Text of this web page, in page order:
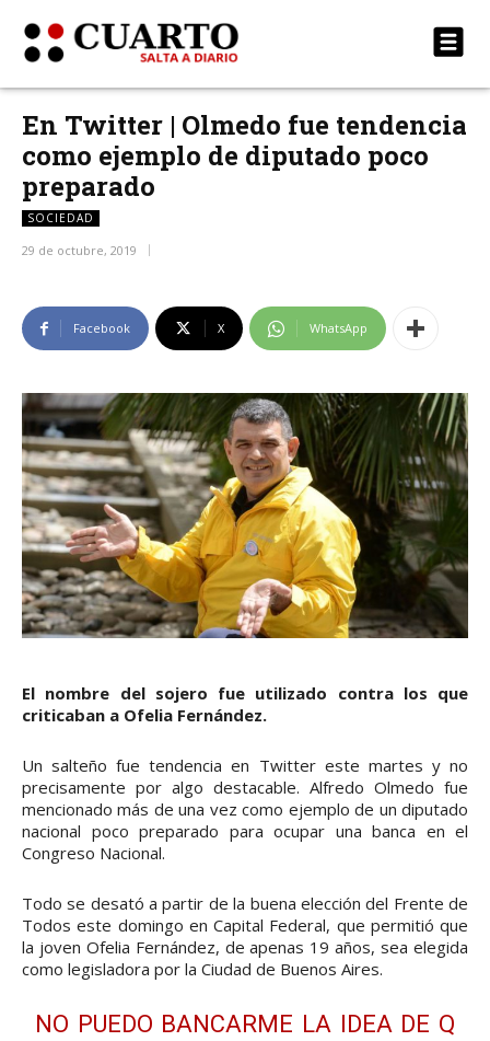
En Twitter | Olmedo fue tendencia
como ejemplo de diputado poco
preparado
SOCIEDAD
29 de octubre, 2019
Facebook X WhatsApp
El nombre del sojero fue utilizado contra los que
criticaban a Ofelia Fernández.
Un salteño fue tendencia en Twitter este martes y no
precisamente por algo destacable. Alfredo Olmedo fue
mencionado más de una vez como ejemplo de un diputado
nacional poco preparado para ocupar una banca en el
Congreso Nacional.
Todo se desató a partir de la buena elección del Frente de
Todos este domingo en Capital Federal, que permitió que
la joven Ofelia Fernández, de apenas 19 años, sea elegida
como legisladora por la Ciudad de Buenos Aires.
NO PUEDO BANCARME LA IDEA DE Q